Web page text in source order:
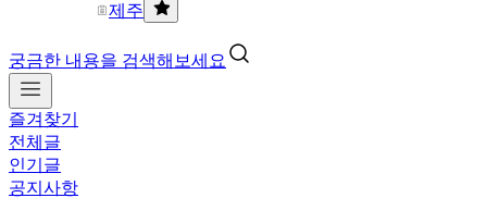
제주
궁금한 내용을 검색해보세요
즐겨찾기
전체글
인기글
공지사항